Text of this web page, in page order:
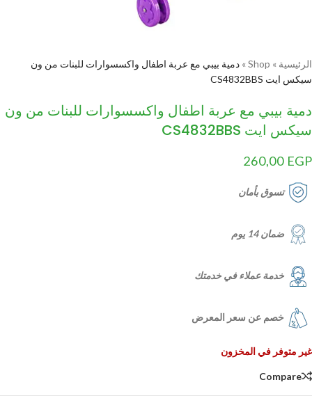
الرئيسية »
Shop
» دمية بيبي مع عربة اطفال واكسسوارات للبنات من ون
سيكس ايت CS4832BBS
دمية بيبي مع عربة اطفال واكسسوارات للبنات من ون
سيكس ايت CS4832BBS
260,00 EGP
تسوق بأمان
ضمان 14 يوم
خدمة عملاء في خدمتك
خصم عن سعر المعرض
غير متوفر في المخزون
Compare